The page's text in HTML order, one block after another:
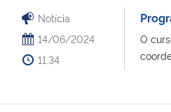
Notícia
14/06/2024
11:34
O